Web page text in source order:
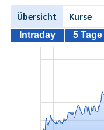
Übersicht Kurse
Intraday 5 Tage